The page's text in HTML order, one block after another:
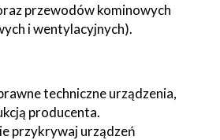
przewodów kominowych
i wentylacyjnych).
techniczne urządzenia,
producenta.
przykrywaj urządzeń